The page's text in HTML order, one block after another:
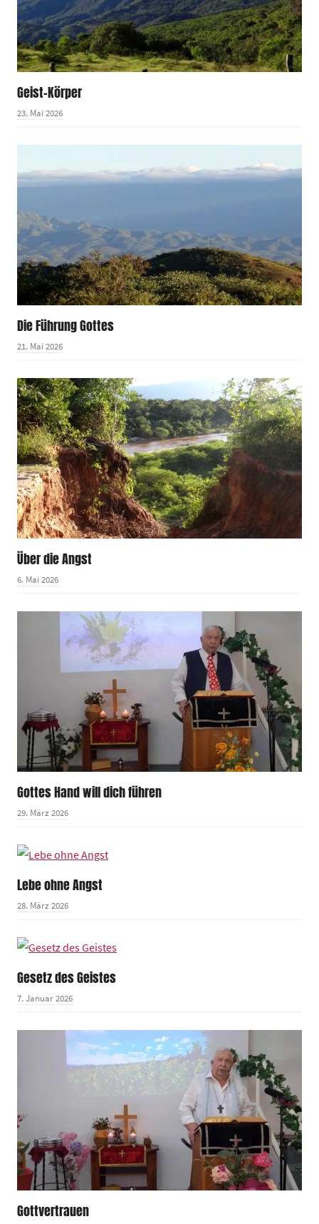
Geist-Körper
23. Mai 2026
Die Führung Gottes
21. Mai 2026
Über die Angst
6. Mai 2026
Gottes Hand will dich führen
29. März 2026
Lebe ohne Angst
28. März 2026
Gesetz des Geistes
7. Januar 2026
Gottvertrauen